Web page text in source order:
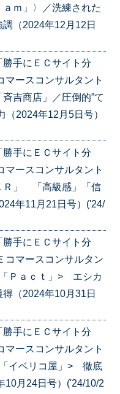
ｍ」〉／洗練された
（2024年12月12日
勝手にＥＣサイト分
ースコンサルタント
吉商店」／圧倒的”て
（2024年12月5日号）
勝手にＥＣサイト分
ースコンサルタント
」 「高級感」「信
年11月21日号）('24/
勝手にＥＣサイト分
マースコンサルタン
Ｐａｃｔ」> エシカ
（2024年10月31日
勝手にＥＣサイト分
ースコンサルタント
イベリコ屋」> 徹底
10月24日号）('24/10/2